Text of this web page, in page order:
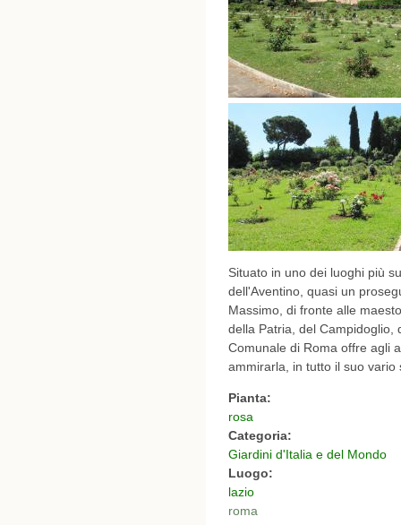
Situato in uno dei luoghi più
dell'Aventino, quasi un
Massimo, di fronte alle
della Patria, del Campidoglio,
Comunale di Roma offre agli
ammirarla, in tutto il suo
Pianta:
rosa
Categoria:
Giardini d'Italia e del Mondo
Luogo:
lazio
roma